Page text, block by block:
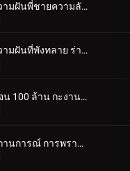
ตอนที่ 35 ความฝันพี่ชายความลับแห่งการเกิด
ตอนที่ 36 ความฝันที่พังทลาย ร่างกาย ความโลภฟื้นคืนชีพ
ตอนที่ 37 นอน 100 ล้าน กะงานเกิด
ตอนที่ 38 สถานการณ์ การพรากจากกัน การกำเนิดที่หลั่งน้ำตา